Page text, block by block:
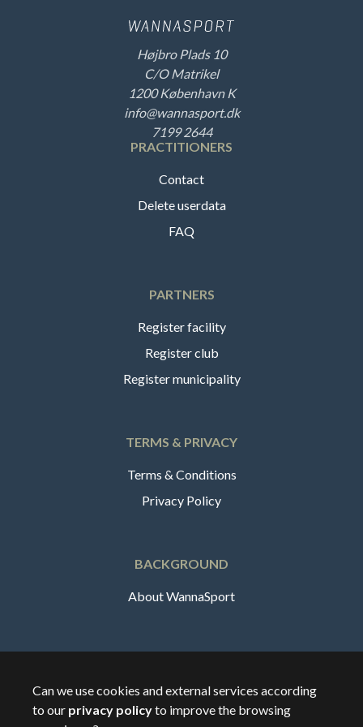
Højbro Plads 10
C/O Matrikel
1200 København K
info@wannasport.dk
7199 2644
PRACTITIONERS
Contact
Delete userdata
FAQ
PARTNERS
Register facility
Register club
Register municipality
TERMS & PRIVACY
Terms & Conditions
Privacy Policy
BACKGROUND
About WannaSport
🇸🇪Sverige
Can we use cookies and external services according
to our privacy policyto improve the browsing